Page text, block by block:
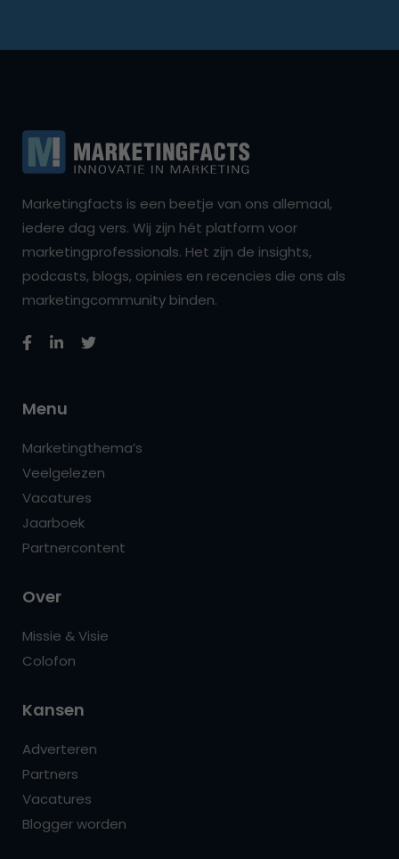
Marketingfacts is een beetje van ons allemaal,
iedere dag vers. Wij zijn hét platform voor
marketingprofessionals. Het zijn de insights,
podcasts, blogs, opinies en recencies die ons als
marketingcommunity binden.
Menu
Marketingthema’s
Veelgelezen
Vacatures
Jaarboek
Partnercontent
Over
Missie & Visie
Colofon
Kansen
Adverteren
Partners
Vacatures
Blogger worden